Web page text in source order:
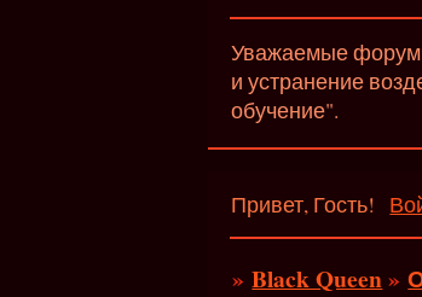
Уважаемые
и устранение
обучение".
Привет, Гость!
»Black Queen»